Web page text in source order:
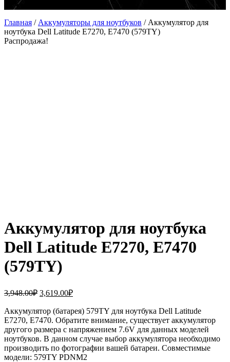
Главная / Аккумуляторы для ноутбуков / Аккумулятор для
ноутбука Dell Latitude E7270, E7470 (579TY)
Распродажа!
Аккумулятор для ноутбука
Dell Latitude E7270, E7470
(579TY)
3,948.00₽ Первоначальная
составляла
3,948.00₽.
3,619.00₽Текущая
3,619.00₽.
Аккумулятор (батарея) 579TY для ноутбука Dell Latitude
E7270, E7470. Обратите внимание, существует аккумулятор
другого размера с напряжением 7.6V для данных моделей
ноутбуков. В данном случае выбор аккумулятора необходимо
производить по фотографии вашей батареи. Совместимые
модели: 579TY PDNM2